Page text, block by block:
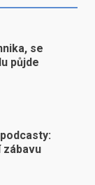
se
půjde
zábavu